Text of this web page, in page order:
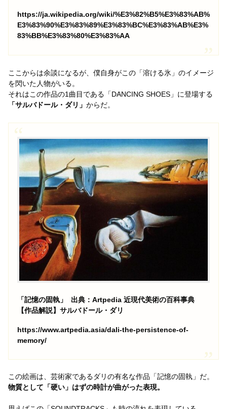
https://ja.wikipedia.org/wiki/%E3%82%B5%E3%83%AB%
E3%83%90%E3%83%89%E3%83%BC%E3%83%AB%E3%
83%BB%E3%83%80%E3%83%AA
ここからは余談になるが、僕自身がこの「溶ける氷」のイメージ
を閃いた人物がいる。
それはこの作品の1曲目である「DANCING SHOES」に登場する
「サルバドール・ダリ」 からだ。
「記憶の固執」 出典：Artpedia 近現代美術の百科事典
【作品解説】サルバドール・ダリ
https://www.artpedia.asia/dali-the-persistence-of-
memory/
この絵画は、芸術家であるダリの有名な作品「記憶の固執」だ。
物質として「硬い」はずの時計が曲がった表現。